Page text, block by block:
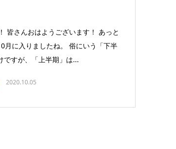
皆さんおはようございます！ あっと
月に入りましたね。 俗にいう「下半
ですが、「上半期」は...
2020.10.05